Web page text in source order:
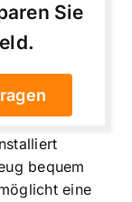
Sie
bequem
eine